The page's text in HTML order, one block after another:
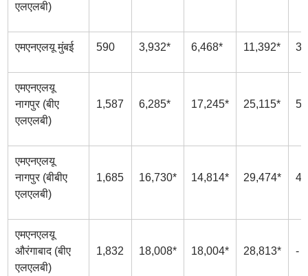
एलएलबी)
एमएनएलयू मुंबई 590 3,932* 6,468* 11,392*
एमएनएलयू
नागपुर (बीए
एलएलबी)
1,587 6,285* 17,245* 25,115*
एमएनएलयू
नागपुर (बीबीए
एलएलबी)
1,685 16,730* 14,814* 29,474*
एमएनएलयू
औरंगाबाद (बीए
एलएलबी)
1,832 18,008* 18,004* 28,813* -